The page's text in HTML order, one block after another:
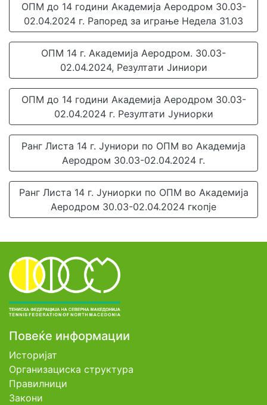
ОПМ до 14 години Академија Аеродром 30.03-
02.04.2024 г. Рапоред за играње Недела 31.03
ОПМ 14 г. Академија Аеродром. 30.03-
02.04.2024, Резултати Јиниори
ОПМ до 14 години Академија Аеродром 30.03-
02.04.2024 г. Резултати Јуниорки
Ранг Листа 14 г. Јуниори по ОПМ во Академија
Аеродром 30.03-02.04.2024 г.
Ранг Листа 14 г. Јуниорки по ОПМ во Академија
Аеродром 30.03-02.04.2024 гкопје
Повеќе информации
Историјат
Организациска структура
Правилници
Закони